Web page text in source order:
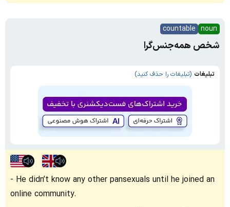
noun
countable
شخص همه‌جنس‌گرا
تبلیغات (تبلیغات را حذف کنید)
He didn’t know any other pansexuals until he joined an
online community.